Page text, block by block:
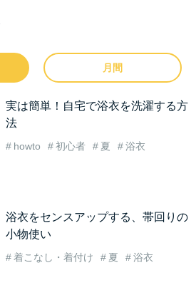
月間
実は簡単！自宅で浴衣を洗濯する方
法
howto 初心者 夏 浴衣
浴衣をセンスアップする、帯回りの
小物使い
着こなし・着付け 夏 浴衣